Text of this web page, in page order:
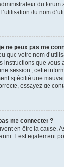
du
du nom
ne peux pas me
que votre nom
instructions que vous
session ; cette
spécifié une
essayez de
me connecter ?
en être la cause.
Il est également